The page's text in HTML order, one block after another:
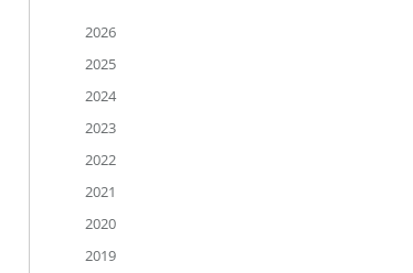
2026
2025
2024
2023
2022
2021
2020
2019